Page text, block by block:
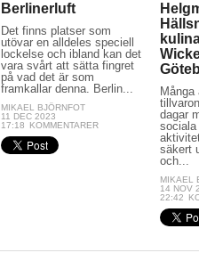
Berlinerluft
Det finns platser som
utövar en alldeles speciell
lockelse och ibland kan det
vara svårt att sätta fingret
på vad det är som
framkallar denna. Berlin...
MIKAEL BJÖRNFOT
11 DEC 2023
17:18
KOMMENTARER
dagar
säkert
och...
MIKAEL
14 NOV
22:42